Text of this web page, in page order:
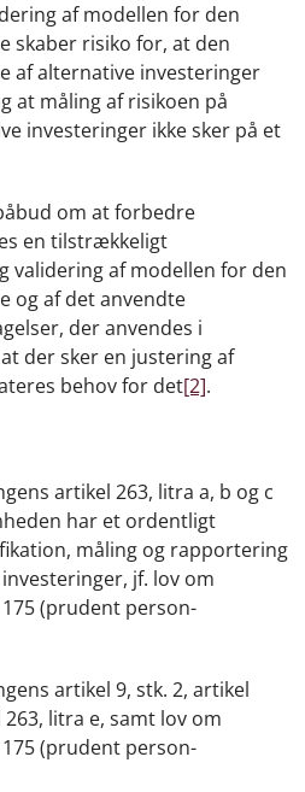
af modellen for den
risiko for, at den
af alternative investeringer
at måling af risikoen på
investeringer ikke sker på et
om at forbedre
en tilstrækkeligt
validering af modellen for den
og af det anvendte
der anvendes i
der sker en justering af
behov for det[2].
artikel 263, litra a, b og c
har et ordentligt
måling og rapportering
jf. lov om
(prudent person-
artikel 9, stk. 2, artikel
litra e, samt lov om
(prudent person-